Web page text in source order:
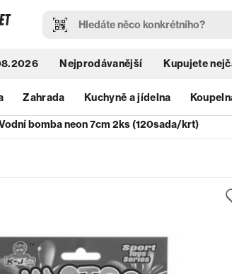
Nejprodávanější Kupujete
Zahrada Kuchyně a jídelna
bomba neon 7cm 2ks (120sada/krt)